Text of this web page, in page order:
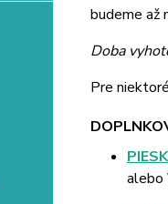
budeme až
Doba
Pre
alebo